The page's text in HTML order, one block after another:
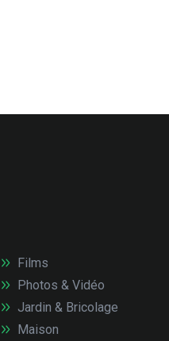
Films
Photos & Vidéo
Jardin & Bricolage
Maison